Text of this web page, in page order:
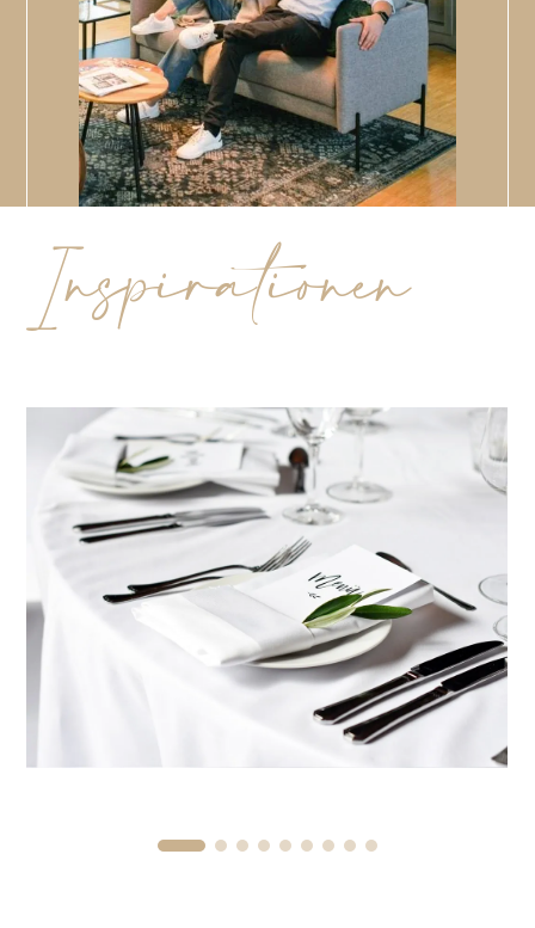
Inspirationen